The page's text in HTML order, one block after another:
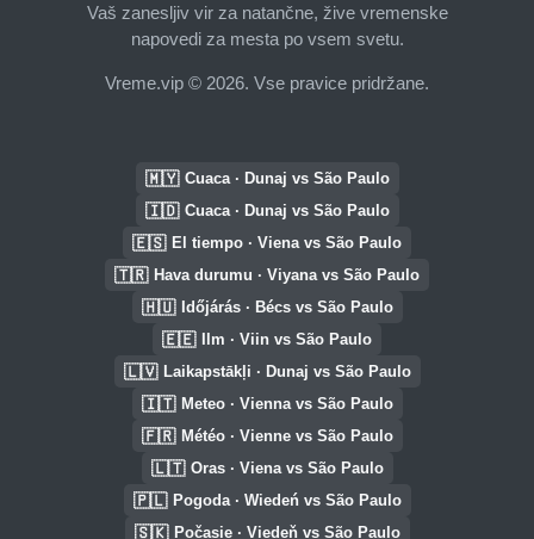
Vaš zanesljiv vir za natančne, žive vremenske
napovedi za mesta po vsem svetu.
Vreme.vip © 2026. Vse pravice pridržane.
🇲🇾 Cuaca · Dunaj vs São Paulo
🇮🇩 Cuaca · Dunaj vs São Paulo
🇪🇸 El tiempo · Viena vs São Paulo
🇹🇷 Hava durumu · Viyana vs São Paulo
🇭🇺 Időjárás · Bécs vs São Paulo
🇪🇪 Ilm · Viin vs São Paulo
🇱🇻 Laikapstākļi · Dunaj vs São Paulo
🇮🇹 Meteo · Vienna vs São Paulo
🇫🇷 Météo · Vienne vs São Paulo
🇱🇹 Oras · Viena vs São Paulo
🇵🇱 Pogoda · Wiedeń vs São Paulo
🇸🇰 Počasie · Viedeň vs São Paulo